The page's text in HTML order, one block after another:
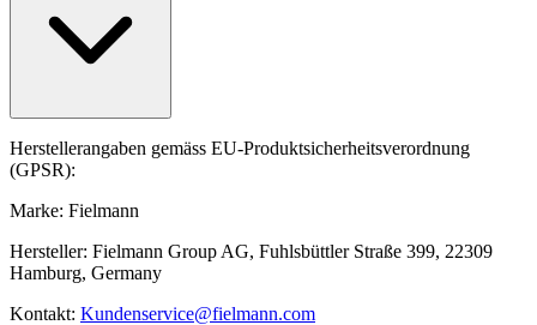
Herstellerangaben gemäss EU-Produktsicherheitsverordnung
(GPSR):
Marke: Fielmann
Hersteller: Fielmann Group AG, Fuhlsbüttler Straße 399, 22309
Hamburg, Germany
Kontakt: Kundenservice@fielmann.com